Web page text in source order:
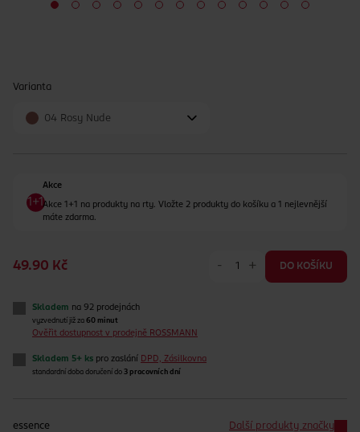
Varianta
04 Rosy Nude
Akce
Akce 1+1 na produkty na rty. Vložte 2 produkty do košíku a 1 nejlevnější
máte zdarma.
49.90 Kč - + DO KOŠÍKU
Skladem na 92 prodejnách
vyzvednutí již za 60 minut
Ověřit dostupnost v prodejně ROSSMANN
Skladem 5+ ks pro zaslání DPD, Zásilkovna
standardní doba doručení do 3 pracovních dní
essence Další produkty značky